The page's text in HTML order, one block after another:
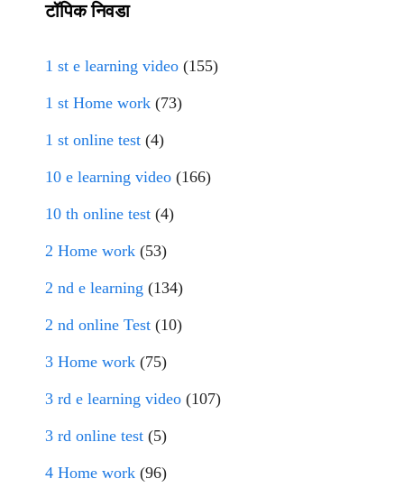
टॉपिक निवडा
1 st e learning video (155)
1 st Home work (73)
1 st online test (4)
10 e learning video (166)
10 th online test (4)
2 Home work (53)
2 nd e learning (134)
2 nd online Test (10)
3 Home work (75)
3 rd e learning video (107)
3 rd online test (5)
4 Home work (96)